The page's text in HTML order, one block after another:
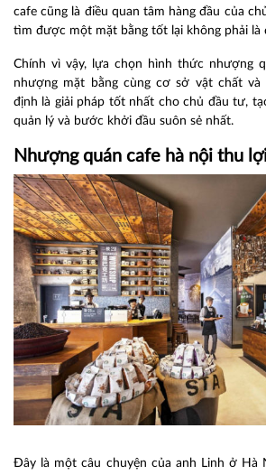
cafe cũng là điều quan tâm hàng đầu của
tìm được một mặt bằng tốt lại không phải là
Chính vì vậy, lựa chọn hình thức n hượng
nhượng mặt bằng cùng cơ sở vật chất và
định là giải pháp tốt nhất cho chủ đầu tư,
quản lý và bước khởi đầu suôn sẻ nhất.
Nhượng quán cafe hà nội thu
Đây là một câu chuyện của anh Linh ở Hà